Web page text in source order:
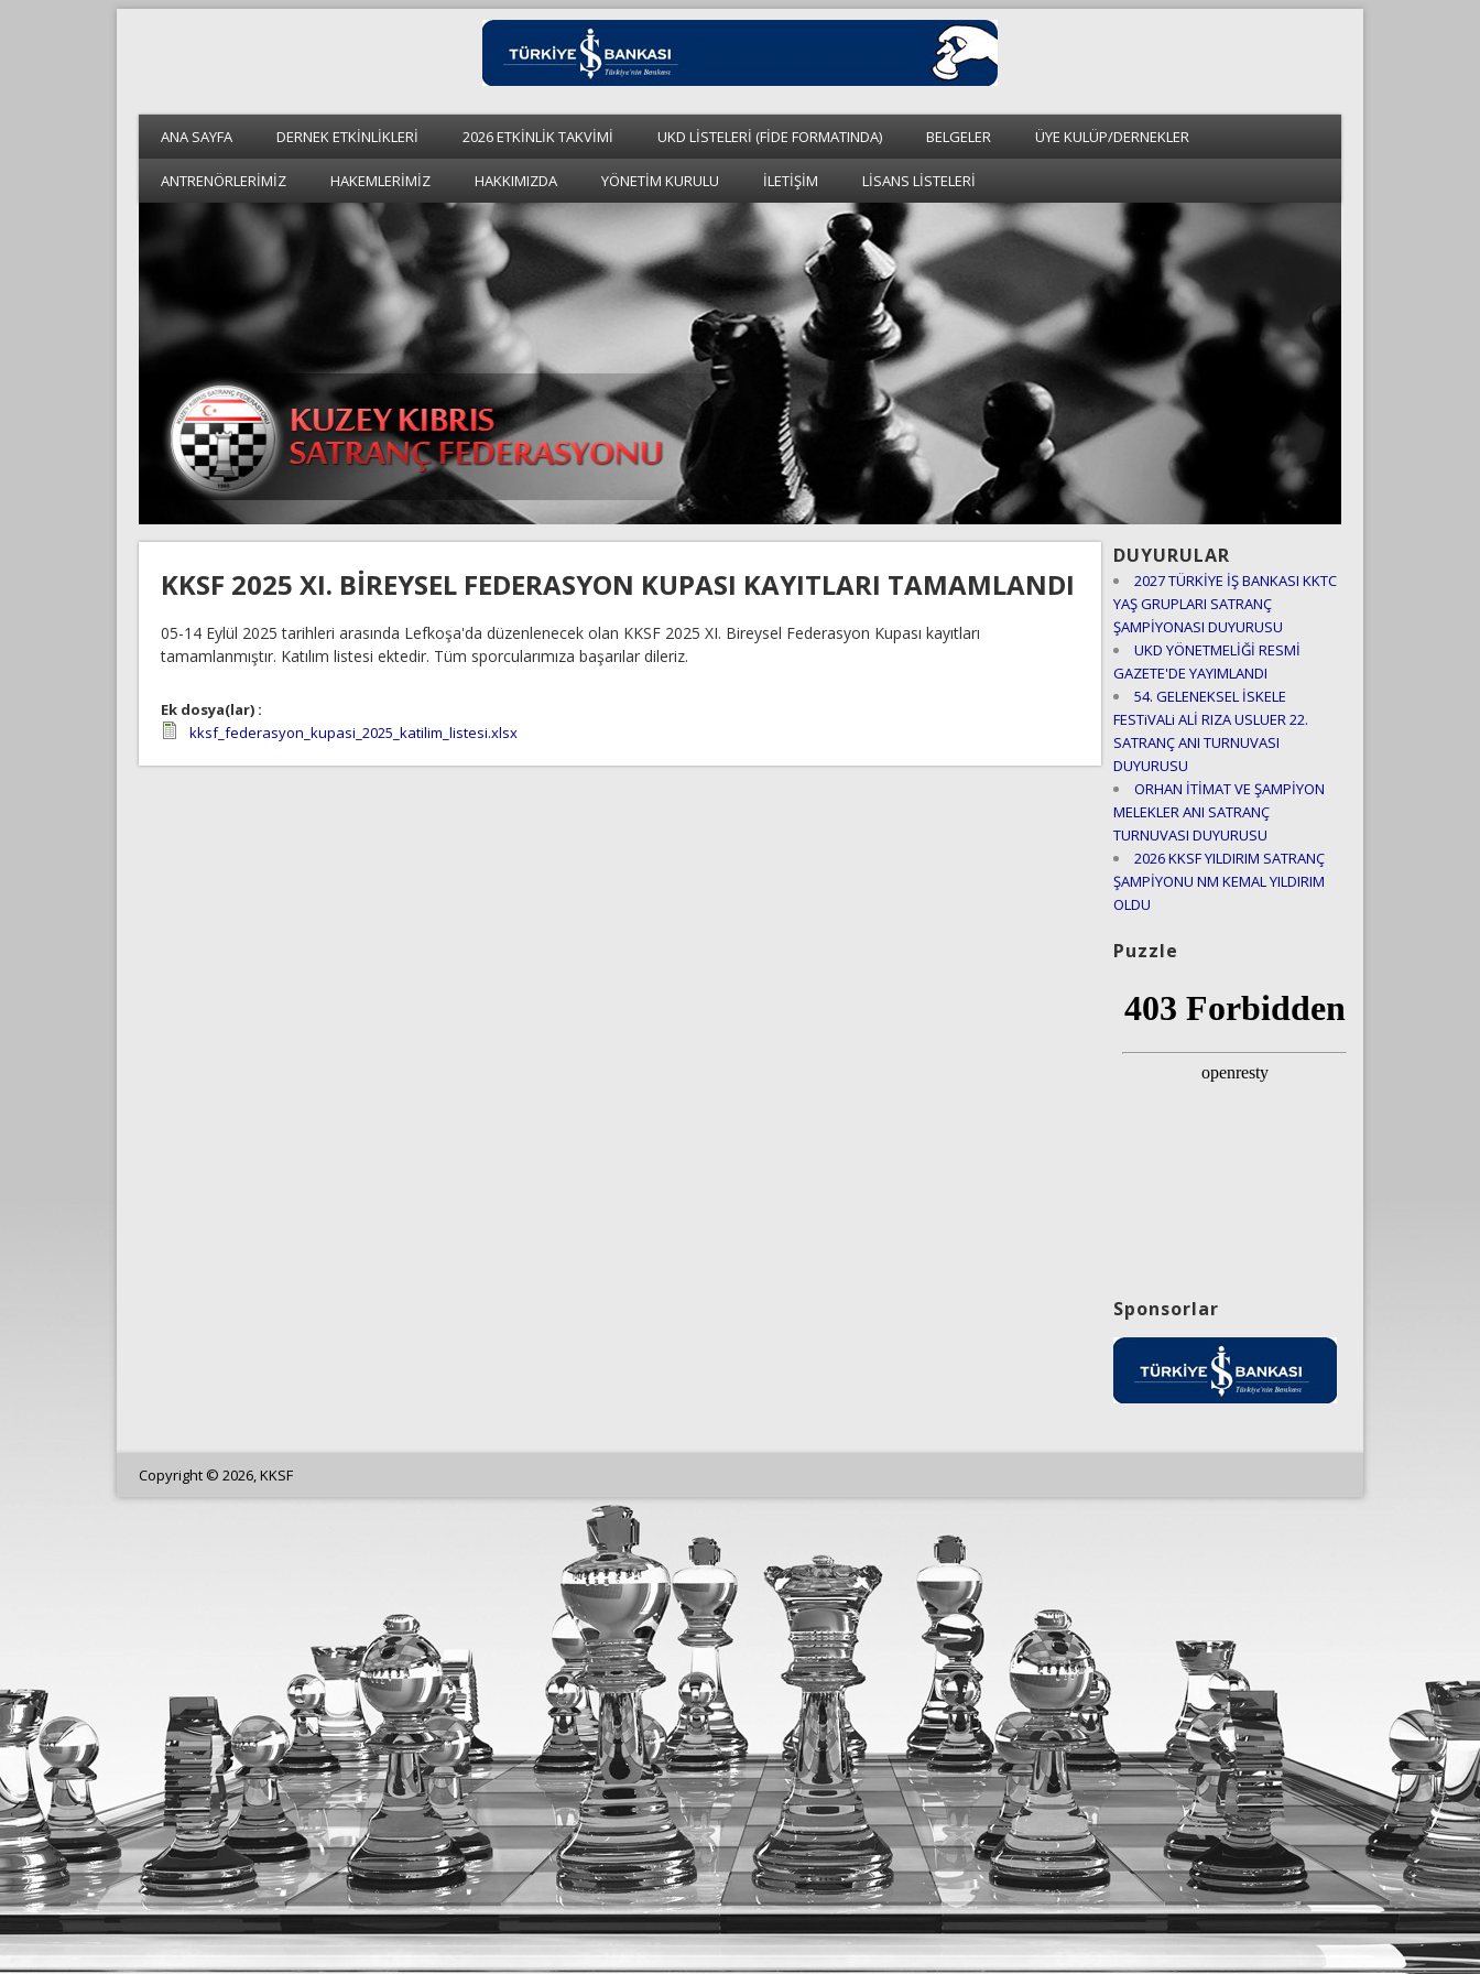
ANA SAYFA DERNEK ETKİNLİKLERİ 2026 ETKİNLİK TAKVİMİ UKD LİSTELERİ (FİDE FORMATINDA) BELGELER ÜYE KULÜP/DERNEKLER
ANTRENÖRLERİMİZ HAKEMLERİMİZ HAKKIMIZDA YÖNETİM KURULU İLETİŞİM LİSANS LİSTELERİ
KKSF 2025 XI. BİREYSEL FEDERASYON KUPASI KAYITLARI TAMAMLANDI
05-14 Eylül 2025 tarihleri arasında Lefkoşa'da düzenlenecek olan KKSF 2025 XI. Bireysel Federasyon Kupası kayıtları
tamamlanmıştır. Katılım listesi ektedir. Tüm sporcularımıza başarılar dileriz.
Ek dosya(lar) :
kksf_federasyon_kupasi_2025_katilim_listesi.xlsx
DUYURULAR
2027 TÜRKİYE İŞ BANKASI KKTC
YAŞ GRUPLARI SATRANÇ
ŞAMPİYONASI DUYURUSU
UKD YÖNETMELİĞİ RESMİ
GAZETE'DE YAYIMLANDI
54. GELENEKSEL İSKELE
FESTiVALi ALİ RIZA USLUER 22.
SATRANÇ ANI TURNUVASI
DUYURUSU
ORHAN İTİMAT VE ŞAMPİYON
MELEKLER ANI SATRANÇ
TURNUVASI DUYURUSU
2026 KKSF YILDIRIM SATRANÇ
ŞAMPİYONU NM KEMAL YILDIRIM
OLDU
Puzzle
Sponsorlar
Copyright © 2026, KKSF